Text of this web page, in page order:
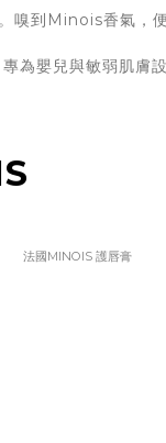
到Minois香氣，
為嬰兒與敏弱肌膚設